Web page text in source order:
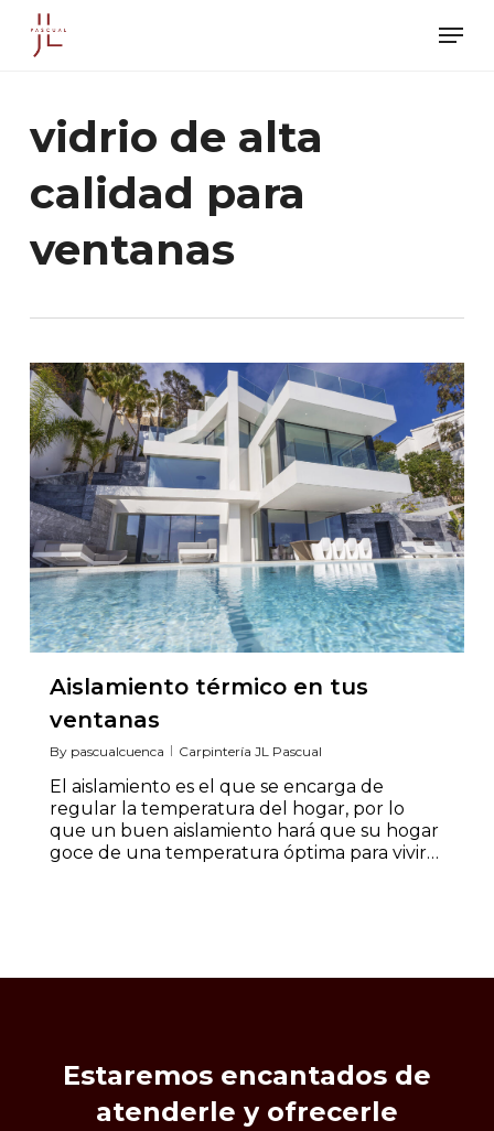
main
Menu
vidrio de alta
calidad para
ventanas
Aislamiento térmico en tus
ventanas
By pascualcuenca Carpintería JL Pascual
El aislamiento es el que se encarga de
regular la temperatura del hogar, por lo
que un buen aislamiento hará que su hogar
goce de una temperatura óptima para vivir…
Estaremos encantados de
atenderle y ofrecerle